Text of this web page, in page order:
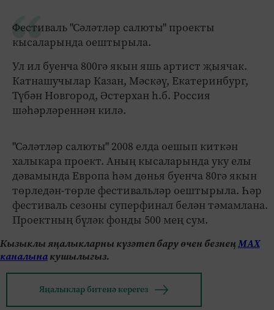
Фестиваль "Сәләтләр салюты" проекты
кысаларында оештырыла.
Ул ил буенча 800гә якын яшь артист җыячак.
Катнашучылар Казан, Мәскәү, Екатеринбург,
Түбән Новгород, Әстерхан һ.б. Россия
шәһәрләреннән килә.
"Сәләтләр салюты" 2008 елда оешып киткән
халыкара проект. Аның кысаларында уку елы
дәвамында Европа һәм дөнья буенча 80гә якын
төрледән-төрле фестивальләр оештырыла. Һәр
фестиваль сезоны суперфинал белән тәмамлана.
Проектның бүләк фонды 500 мең сум.
Кызыклы яңалыкларны күзәтеп бару өчен безнеңМАХ
каналынакушылыгыз.
Яңалыклар битенә керегез